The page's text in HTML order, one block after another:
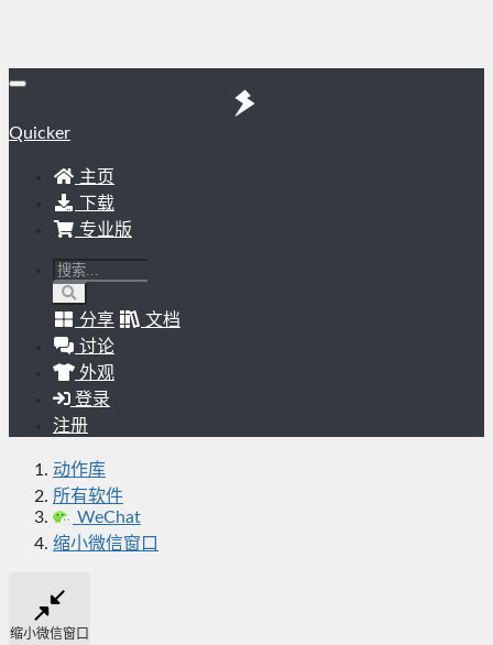
Quicker
主页
下载
专业版
分享
文档
讨论
外观
登录
注册
动作库
所有软件
WeChat
缩小微信窗口
缩小微信窗口